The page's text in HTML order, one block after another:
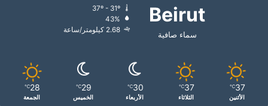
Beirut
سماء صافية
43%
2.68 كيلومتر/ساعة
37
℃
الأثنين
37
℃
الثلاثاء
30
℃
الأربعاء
29
℃
الخميس
28
℃
الجمعة